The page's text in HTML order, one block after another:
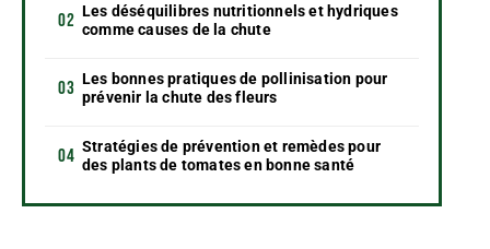
Les déséquilibres nutritionnels et hydriques
comme causes de la chute
Les bonnes pratiques de pollinisation pour
prévenir la chute des fleurs
Stratégies de prévention et remèdes pour
des plants de tomates en bonne santé